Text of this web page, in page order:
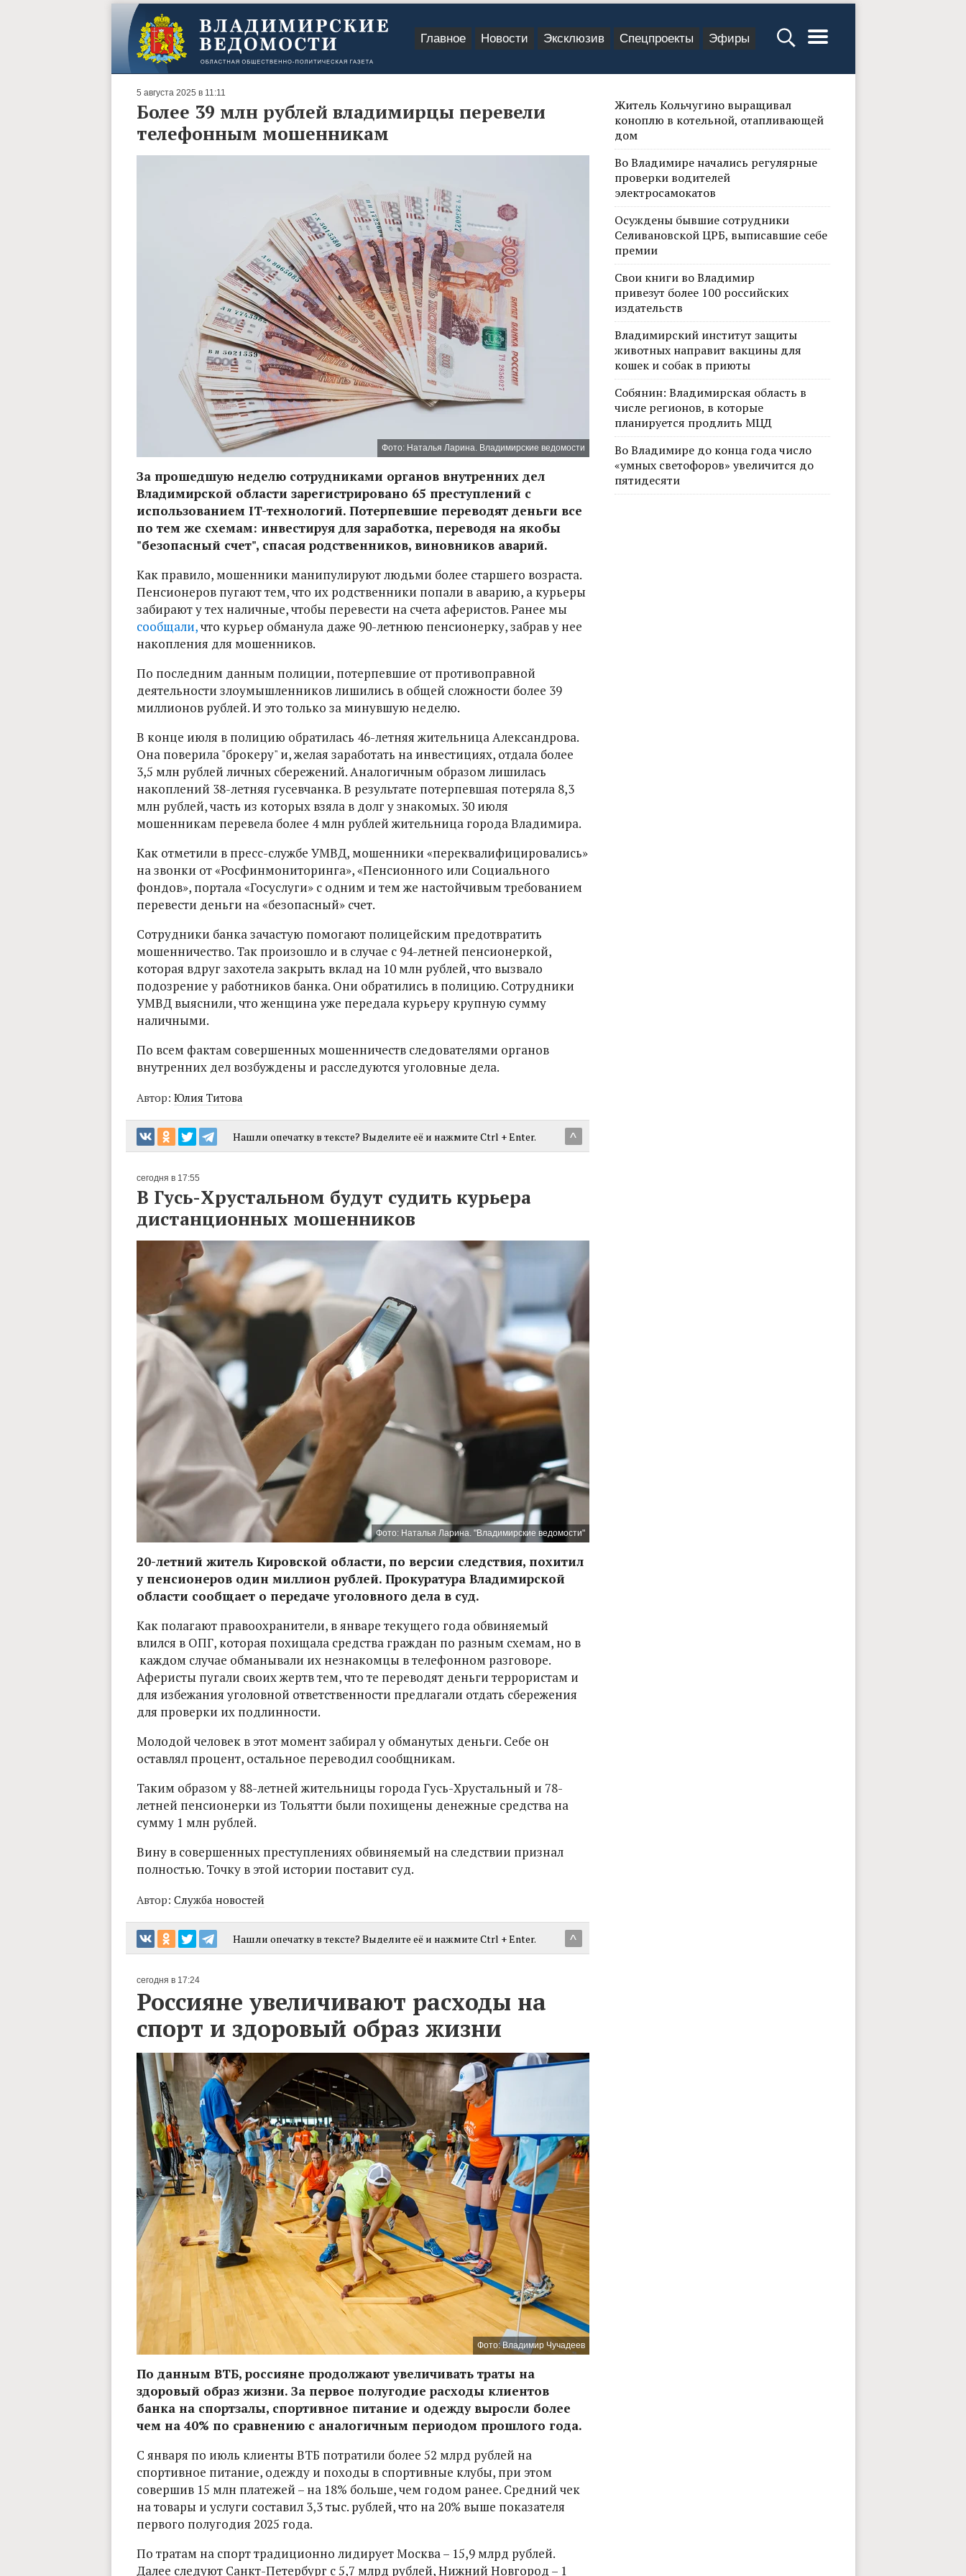
Главное Новости Эксклюзив Спецпроекты Эфиры
5 августа 2025 в 11:11
Более 39 млн рублей владимирцы перевели
телефонным мошенникам
Фото: Наталья Ларина. Владимирские ведомости
За прошедшую неделю сотрудниками органов внутренних дел
Владимирской области зарегистрировано 65 преступлений с
использованием IT-технологий. Потерпевшие переводят деньги все
по тем же схемам: инвестируя для заработка, переводя на якобы
"безопасный счет", спасая родственников, виновников аварий.
Как правило, мошенники манипулируют людьми более старшего возраста.
Пенсионеров пугают тем, что их родственники попали в аварию, а курьеры
забирают у тех наличные, чтобы перевести на счета аферистов. Ранее мы
сообщали,что курьер обманула даже 90-летнюю пенсионерку, забрав у нее
накопления для мошенников.
По последним данным полиции, потерпевшие от противоправной
деятельности злоумышленников лишились в общей сложности более 39
миллионов рублей. И это только за минувшую неделю.
В конце июля в полицию обратилась 46-летняя жительница Александрова.
Она поверила "брокеру" и, желая заработать на инвестициях, отдала более
3,5 млн рублей личных сбережений. Аналогичным образом лишилась
накоплений 38-летняя гусевчанка. В результате потерпевшая потеряла 8,3
млн рублей, часть из которых взяла в долг у знакомых. 30 июля
мошенникам перевела более 4 млн рублей жительница города Владимира.
Как отметили в пресс-службе УМВД, мошенники «переквалифицировались»
на звонки от «Росфинмониторинга», «Пенсионного или Социального
фондов», портала «Госуслуги» с одним и тем же настойчивым требованием
перевести деньги на «безопасный» счет.
Сотрудники банка зачастую помогают полицейским предотвратить
мошенничество. Так произошло и в случае с 94-летней пенсионеркой,
которая вдруг захотела закрыть вклад на 10 млн рублей, что вызвало
подозрение у работников банка. Они обратились в полицию. Сотрудники
УМВД выяснили, что женщина уже передала курьеру крупную сумму
наличными.
По всем фактам совершенных мошенничеств следователями органов
внутренних дел возбуждены и расследуются уголовные дела.
Автор: Юлия Титова
^
Нашли опечатку в тексте? Выделите её и нажмите Ctrl + Enter.
сегодня в 17:55
В Гусь-Хрустальном будут судить курьера
дистанционных мошенников
Фото: Наталья Ларина. "Владимирские ведомости"
20-летний житель Кировской области, по версии следствия, похитил
у пенсионеров один миллион рублей. Прокуратура Владимирской
области сообщает о передаче уголовного дела в суд.
Как полагают правоохранители, в январе текущего года обвиняемый
влился в ОПГ, которая похищала средства граждан по разным схемам, но в
каждом случае обманывали их незнакомцы в телефонном разговоре.
Аферисты пугали своих жертв тем, что те переводят деньги террористам и
для избежания уголовной ответственности предлагали отдать сбережения
для проверки их подлинности.
Молодой человек в этот момент забирал у обманутых деньги. Себе он
оставлял процент, остальное переводил сообщникам.
Таким образом у 88-летней жительницы города Гусь-Хрустальный и 78-
летней пенсионерки из Тольятти были похищены денежные средства на
сумму 1 млн рублей.
Вину в совершенных преступлениях обвиняемый на следствии признал
полностью. Точку в этой истории поставит суд.
Автор: Служба новостей
^
Нашли опечатку в тексте? Выделите её и нажмите Ctrl + Enter.
сегодня в 17:24
Россияне увеличивают расходы на
спорт и здоровый образ жизни
Фото: Владимир Чучадеев
По данным ВТБ, россияне продолжают увеличивать траты на
здоровый образ жизни. За первое полугодие расходы клиентов
банка на спортзалы, спортивное питание и одежду выросли более
чем на 40% по сравнению с аналогичным периодом прошлого года.
С января по июль клиенты ВТБ потратили более 52 млрд рублей на
спортивное питание, одежду и походы в спортивные клубы, при этом
совершив 15 млн платежей – на 18% больше, чем годом ранее. Средний чек
на товары и услуги составил 3,3 тыс. рублей, что на 20% выше показателя
первого полугодия 2025 года.
По тратам на спорт традиционно лидирует Москва – 15,9 млрд рублей.
Далее следуют Санкт-Петербург с 5,7 млрд рублей, Нижний Новгород – 1
Житель Кольчугино выращивал
коноплю в котельной, отапливающей
дом
Во Владимире начались регулярные
проверки водителей
электросамокатов
Осуждены бывшие сотрудники
Селивановской ЦРБ, выписавшие себе
премии
Свои книги во Владимир
привезут более 100 российских
издательств
Владимирский институт защиты
животных направит вакцины для
кошек и собак в приюты
Собянин: Владимирская область в
числе регионов, в которые
планируется продлить МЦД
Во Владимире до конца года число
«умных светофоров» увеличится до
пятидесяти